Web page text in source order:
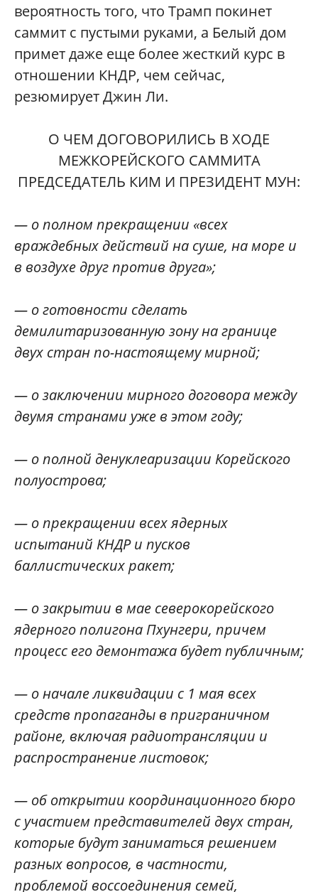
вероятность того, что Трамп покинет
саммит с пустыми руками, а Белый дом
примет даже еще более жесткий курс в
отношении КНДР, чем сейчас,
резюмирует Джин Ли.
О ЧЕМ ДОГОВОРИЛИСЬ В ХОДЕ
МЕЖКОРЕЙСКОГО САММИТА
ПРЕДСЕДАТЕЛЬ КИМ И ПРЕЗИДЕНТ МУН:
— о полном прекращении «всех
враждебных действий на суше, на море и
в воздухе друг против друга»;
— о готовности сделать
демилитаризованную зону на границе
двух стран по-настоящему мирной;
— о заключении мирного договора между
двумя странами уже в этом году;
— о полной денуклеаризации Корейского
полуострова;
— о прекращении всех ядерных
испытаний КНДР и пусков
баллистических ракет;
— о закрытии в мае северокорейского
ядерного полигона Пхунгери, причем
процесс его демонтажа будет публичным;
— о начале ликвидации с 1 мая всех
средств пропаганды в приграничном
районе, включая радиотрансляции и
распространение листовок;
— об открытии координационного бюро
с участием представителей двух стран,
которые будут заниматься решением
разных вопросов, в частности,
проблемой воссоединения семей,